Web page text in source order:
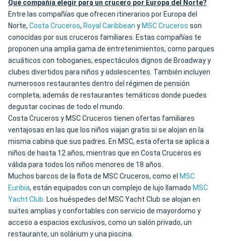
Qué compañía elegir para un crucero por Europa del Norte?
Entre las compañías que ofrecen itinerarios por Europa del
Norte, Costa Cruceros, Royal Caribbean y MSC Cruceros son
conocidas por sus cruceros familiares. Estas compañías te
proponen una amplia gama de entretenimientos, como parques
acuáticos con toboganes, espectáculos dignos de Broadway y
clubes divertidos para niños y adolescentes. También incluyen
numerosos restaurantes dentro del régimen de pensión
completa, además de restaurantes temáticos donde puedes
degustar cocinas de todo el mundo.
Costa Cruceros y MSC Cruceros tienen ofertas familiares
ventajosas en las que los niños viajan gratis si se alojan en la
misma cabina que sus padres. En MSC, esta oferta se aplica a
niños de hasta 12 años, mientras que en Costa Cruceros es
válida para todos los niños menores de 18 años.
Muchos barcos de la flota de MSC Cruceros, como el MSC
Euribia, están equipados con un complejo de lujo llamado MSC
Yacht Club. Los huéspedes del MSC Yacht Club se alojan en
suites amplias y confortables con servicio de mayordomo y
acceso a espacios exclusivos, como un salón privado, un
restaurante, un solárium y una piscina.